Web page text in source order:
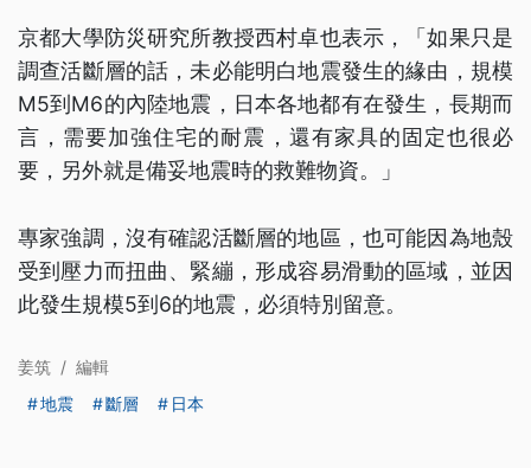
京都大學防災研究所教授西村卓也表示，「如果只是
調查活斷層的話，未必能明白地震發生的緣由，規模
M5到M6的內陸地震，日本各地都有在發生，長期而
言，需要加強住宅的耐震，還有家具的固定也很必
要，另外就是備妥地震時的救難物資。」
專家強調，沒有確認活斷層的地區，也可能因為地殼
受到壓力而扭曲、緊繃，形成容易滑動的區域，並因
此發生規模5到6的地震，必須特別留意。
姜筑 / 編輯
地震
斷層 日本